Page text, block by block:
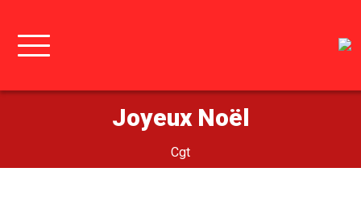
Joyeux Noël
Cgt